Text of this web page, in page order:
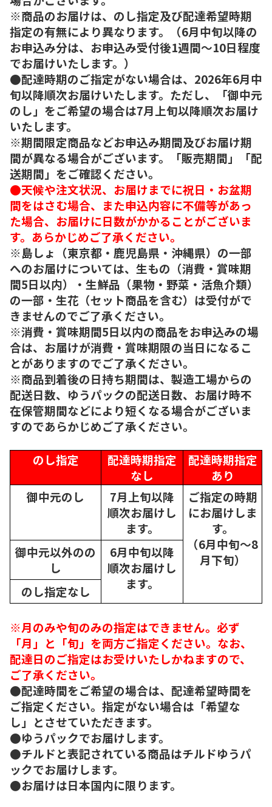
※商品のお届けは、のし指定及び配達希望時期
指定の有無により異なります。（6月中旬以降の
お申込み分は、お申込み受付後1週間～10日程度
でお届けいたします。）
●配達時期のご指定がない場合は、2026年6月中
旬以降順次お届けいたします。ただし、「御中元
のし」をご希望の場合は7月上旬以降順次お届け
いたします。
※期間限定商品などお申込み期間及びお届け期
間が異なる場合がございます。「販売期間」「配
送期間」をご確認ください。
●天候や注文状況、お届けまでに祝日・お盆期
間をはさむ場合、また申込内容に不備等があっ
た場合、お届けに日数がかかることがございま
す。あらかじめご了承ください。
※島しょ（東京都・鹿児島県・沖縄県）の一部
へのお届けについては、生もの（消費・賞味期
間5日以内）・生鮮品（果物・野菜・活魚介類）
の一部・生花（セット商品を含む）は受付がで
きませんのでご了承ください。
※消費・賞味期間5日以内の商品をお申込みの場
合は、お届けが消費・賞味期限の当日になるこ
とがありますのでご了承ください。
※商品到着後の日持ち期間は、製造工場からの
配送日数、ゆうパックの配送日数、お届け時不
在保管期間などにより短くなる場合がございま
すのであらかじめご了承ください。
のし指定
配達時期指定
なし
配達時期指定
あり
御中元のし
7月上旬以降
順次お届けし
ます。
ご指定の時期
にお届けしま
す。
（6月中旬～8
月下旬）
御中元以外のの
し
6月中旬以降
順次お届けし
ます。
のし指定なし
※月のみや旬のみの指定はできません。必ず
「月」と「旬」を両方ご指定ください。なお、
配達日のご指定はお受けいたしかねますので、
ご了承ください。
●配達時間をご希望の場合は、配達希望時間を
ご指定ください。指定がない場合は「希望な
し」とさせていただきます。
●ゆうパックでお届けします。
●チルドと表記されている商品はチルドゆうパ
ックでお届けします。
●お届けは日本国内に限ります。